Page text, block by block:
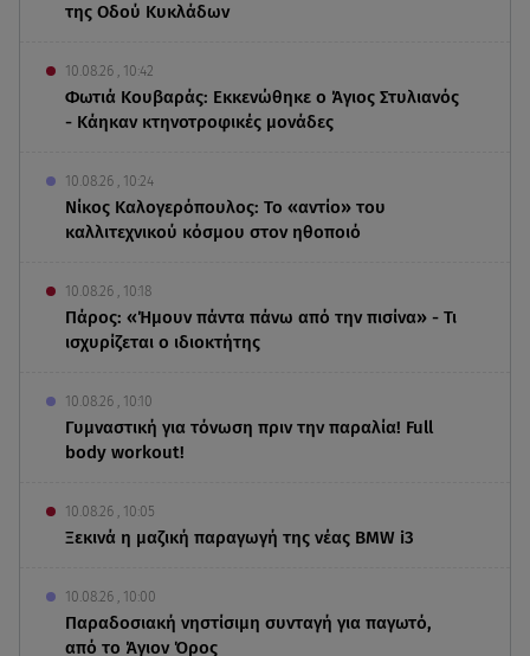
της Οδού Κυκλάδων
10.08.26 , 10:42
Φωτιά Κουβαράς: Εκκενώθηκε ο Άγιος Στυλιανός
- Κάηκαν κτηνοτροφικές μονάδες
10.08.26 , 10:24
Νίκος Καλογερόπουλος: Το «αντίο» του
καλλιτεχνικού κόσμου στον ηθοποιό
10.08.26 , 10:18
Πάρος: «Ήμουν πάντα πάνω από την πισίνα» - Τι
ισχυρίζεται ο ιδιοκτήτης
10.08.26 , 10:10
Γυμναστική για τόνωση πριν την παραλία! Full
body workout!
10.08.26 , 10:05
Ξεκινά η μαζική παραγωγή της νέας BMW i3
10.08.26 , 10:00
Παραδοσιακή νηστίσιμη συνταγή για παγωτό,
από το Άγιον Όρος